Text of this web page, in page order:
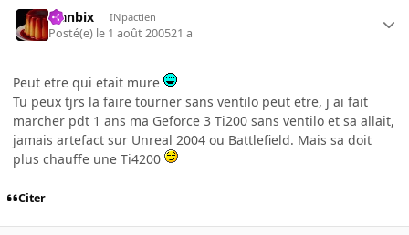
Flanbix INpactien
Posté(e) le 1 août 200521 a
Peut etre qui etait mure
Tu peux tjrs la faire tourner sans ventilo peut etre, j ai fait
marcher pdt 1 ans ma Geforce 3 Ti200 sans ventilo et sa allait,
jamais artefact sur Unreal 2004 ou Battlefield. Mais sa doit
plus chauffe une Ti4200
Citer